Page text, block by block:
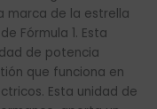
marca de la estrella
Fórmula 1. Esta
de potencia
que funciona en
Esta unidad de